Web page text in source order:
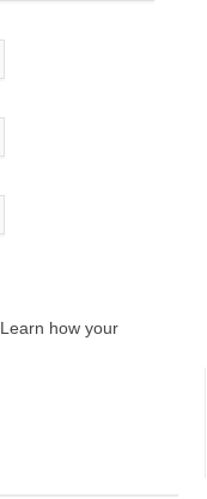
Learn how your